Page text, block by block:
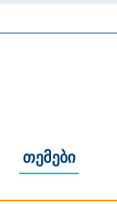
თემები